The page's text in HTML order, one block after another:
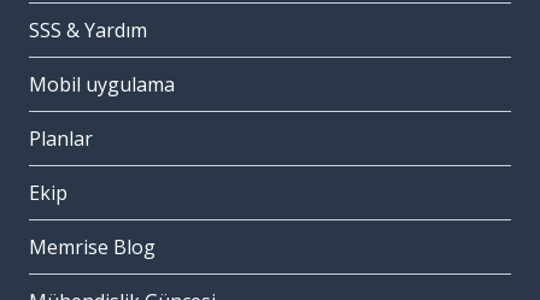
SSS & Yardım
Mobil uygulama
Planlar
Ekip
Memrise Blog